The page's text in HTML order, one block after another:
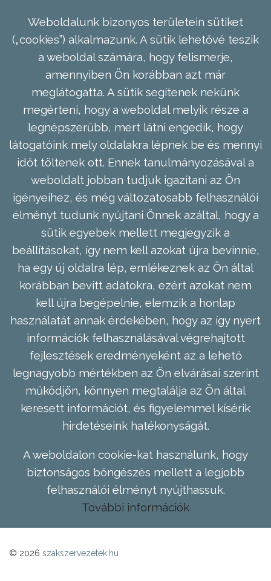
Weboldalunk bizonyos területein sütiket
(„cookies”) alkalmazunk. A sütik lehetővé teszik
a weboldal számára, hogy felismerje,
amennyiben Ön korábban azt már
meglátogatta. A sütik segítenek nekünk
megérteni, hogy a weboldal melyik része a
legnépszerűbb, mert látni engedik, hogy
látogatóink mely oldalakra lépnek be és mennyi
időt töltenek ott. Ennek tanulmányozásával a
weboldalt jobban tudjuk igazítani az Ön
igényeihez, és még változatosabb felhasználói
élményt tudunk nyújtani Önnek azáltal, hogy a
sütik egyebek mellett megjegyzik a
beállításokat, így nem kell azokat újra bevinnie,
ha egy új oldalra lép, emlékeznek az Ön által
korábban bevitt adatokra, ezért azokat nem
kell újra begépelnie, elemzik a honlap
használatát annak érdekében, hogy az így nyert
információk felhasználásával végrehajtott
fejlesztések eredményeként az a lehető
legnagyobb mértékben az Ön elvárásai szerint
működjön, könnyen megtalálja az Ön által
keresett információt, és figyelemmel kísérik
hirdetéseink hatékonyságát.
A weboldalon cookie-kat használunk, hogy
biztonságos böngészés mellett a legjobb
felhasználói élményt nyújthassuk.
További információk
© 2026 szakszervezetek.hu